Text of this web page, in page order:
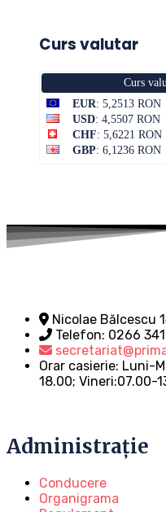
Curs valutar
Curs
EUR: 5,2513 RON
USD: 4,5507 RON
CHF: 5,6221 RON
GBP: 6,1236 RON
Nicolae Bălcescu
Telefon: 0266
Orar casierie: Luni-
18.00; Vineri:07.00-
Administrație
Conducere
Organigrama